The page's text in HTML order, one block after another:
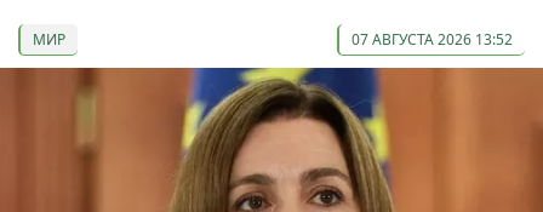
МИР 07 АВГУСТА 2026 13:52